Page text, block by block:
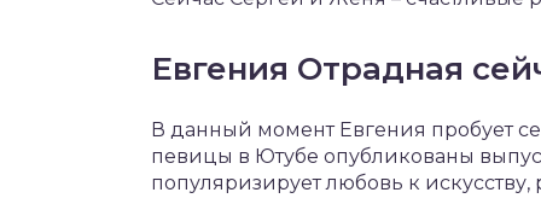
Евгения Отрадная
В данный момент Евгения пробует
певицы в Ютубе опубликованы
популяризирует любовь к искусству,